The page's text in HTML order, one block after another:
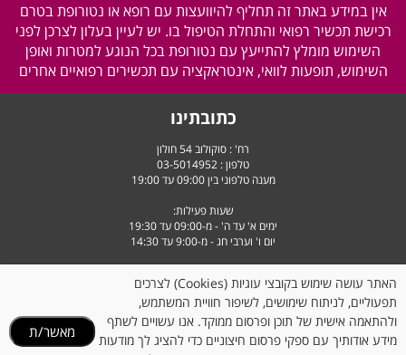
אין במידע באתר זה תחליף להיוועצות עם רופא או נטורופת בטרם
רכישת תכשיר רפואי והתחלת הטיפול בו. יש לעיין בעלון לצרכן לפני
השימוש מומלץ להתייעץ עם נטורופת בכל הנוגע למטרות ואופן
השימוש, תופעות לוואי, אינטראקציה עם תכשירים רפואיים אחרים
כתובתינו
רח' : סוקולוב 54 חולון
טלפון : 03-5014952
מענה טלפוני בין 09:00 עד 19:00
שעות פעילות:
ימים א' עד ה' - מ-09:00 עד 19:30
יום ו' וערבי חג - מ-9:00 עד 14:30
האתר עושה שימוש בקובצי עוגיות (Cookies) לצרכים
תפעוליים, לניתוח שימושים, לשיפור חוויית המשתמש,
ולהתאמה אישית של תוכן ופרסום ממוקד. אנו עשויים לשתף
מידע אודותיך עם ספקי פרסום חיצוניים כדי להציג לך מודעות
מאשר/ת